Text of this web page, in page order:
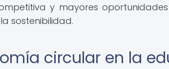
y mayores
sostenibilidad.
circular en la